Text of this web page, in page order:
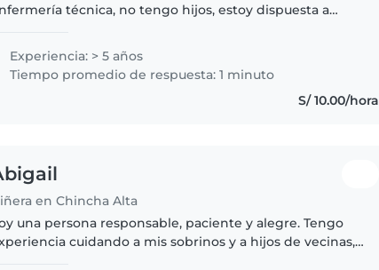
técnica, no tengo hijos, estoy dispuesta a
Experiencia: > 5 años
Tiempo promedio de respuesta: 1 minuto
S/ 10.00/hora
en Chincha Alta
una persona responsable, paciente y alegre. Tengo
cuidando a mis sobrinos y a hijos de vecinas,